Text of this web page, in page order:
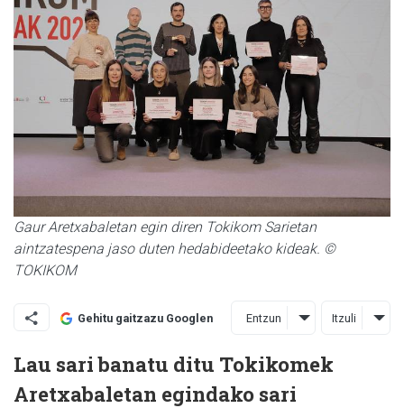
Gaur Aretxabaletan egin diren Tokikom Sarietan
aintzatespena jaso duten hedabideetako kideak. ©
TOKIKOM
Gehitu gaitzazu Googlen Entzun Itzuli
Lau sari banatu ditu Tokikomek
Aretxabaletan egindako sari